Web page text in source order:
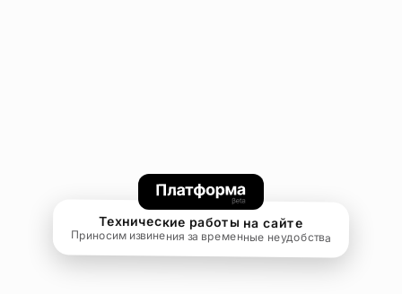
Технические работы на сайте
Приносим извинения за временные неудобства